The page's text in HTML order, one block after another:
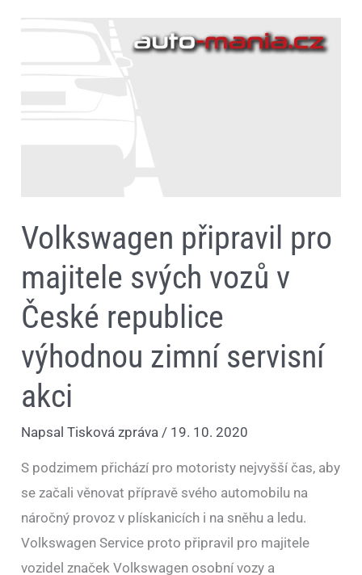
Volkswagen připravil pro
majitele svých vozů v
České republice
výhodnou zimní servisní
akci
NapsalTisková zpráva / 19. 10. 2020
S podzimem přichází pro motoristy nejvyšší čas, aby
se začali věnovat přípravě svého automobilu na
náročný provoz v plískanicích i na sněhu a ledu.
Volkswagen Service proto připravil pro majitele
vozidel značek Volkswagen osobní vozy a
Volkswagen
připravil